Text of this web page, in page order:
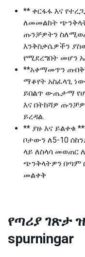
** ቀርፋፋ እና
ለመመልከት
ጡንቻዎትን
እንቅስቃሴዎችን
የሚደረግበት መሆን
**አቀማመጥን
ማቆየት አስፈላጊ
ይበልጥ ውጤታማ
እና በትከሻዎ
ይረዳል.
** ያዙ እና ይልቀቁ
ቦታውን ለ5-10
ላይ ለስላሳ መወጠር
ጭንቅላትዎን በጣም
መልቀቅ
የጣሪያ ገጽታ
spurningar